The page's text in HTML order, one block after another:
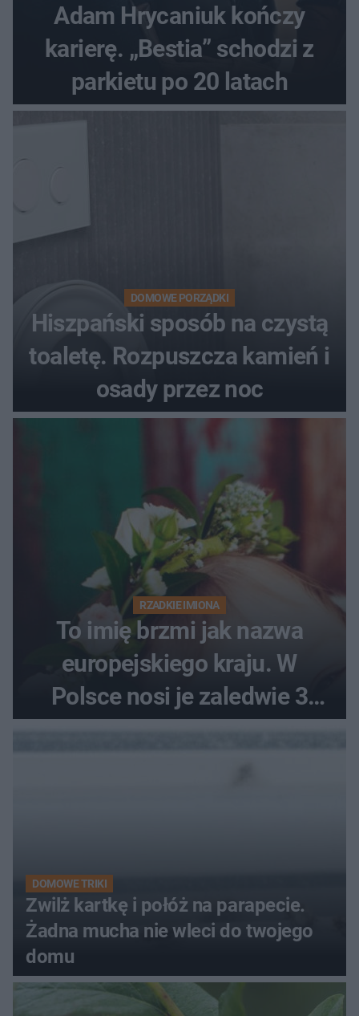
Adam Hrycaniuk kończy
karierę. „Bestia” schodzi z
parkietu po 20 latach
DOMOWE PORZĄDKI
Hiszpański sposób na czystą
toaletę. Rozpuszcza kamień i
osady przez noc
RZADKIE IMIONA
To imię brzmi jak nazwa
europejskiego kraju. W
Polsce nosi je zaledwie 3
DOMOWE TRIKI
Zwilż kartkę i połóż na parapecie.
Żadna mucha nie wleci do twojego
domu